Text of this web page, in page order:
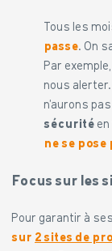
Tous les
passe. On
Par
nous alerter.
n’aurons
sécurité
ne se pose
Focus sur les
Pour garantir à
sur 2 sites de